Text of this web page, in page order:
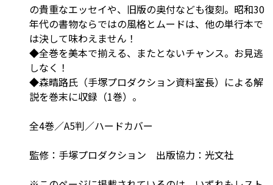
の貴重なエッセイや、旧版の奥付なども復刻。昭和30
年代の書物ならではの風格とムードは、他の単行本で
は決して味わえません！
◆全巻を美本で揃える、またとないチャンス。お見逃
しなく！
◆森晴路氏（手塚プロダクション資料室長）による解
説を巻末に収録（1巻）。
全4巻／A5判／ハードカバー
監修：手塚プロダクション 出版協力：光文社